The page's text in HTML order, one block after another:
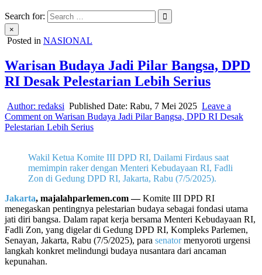
Search for:
×
Posted in NASIONAL
Warisan Budaya Jadi Pilar Bangsa, DPD
RI Desak Pelestarian Lebih Serius
Author: redaksi Published Date: Rabu, 7 Mei 2025 Leave a
Comment on Warisan Budaya Jadi Pilar Bangsa, DPD RI Desak
Pelestarian Lebih Serius
Wakil Ketua Komite III DPD RI, Dailami Firdaus saat
memimpin raker dengan Menteri Kebudayaan RI, Fadli
Zon di Gedung DPD RI, Jakarta, Rabu (7/5/2025).
Jakarta, majalahparlemen.com —Komite III DPD RI
menegaskan pentingnya pelestarian budaya sebagai fondasi utama
jati diri bangsa. Dalam rapat kerja bersama Menteri Kebudayaan RI,
Fadli Zon, yang digelar di Gedung DPD RI, Kompleks Parlemen,
Senayan, Jakarta, Rabu (7/5/2025), para senatormenyoroti urgensi
langkah konkret melindungi budaya nusantara dari ancaman
kepunahan.